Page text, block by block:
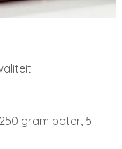
gram boter, 5